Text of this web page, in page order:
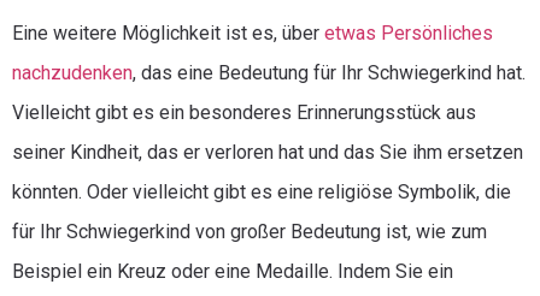
Eine weitere Möglichkeit ist es, über etwas Persönliches
nachzudenken, das eine Bedeutung für Ihr Schwiegerkind hat.
Vielleicht gibt es ein besonderes Erinnerungsstück aus
seiner Kindheit, das er verloren hat und das Sie ihm ersetzen
könnten. Oder vielleicht gibt es eine religiöse Symbolik, die
für Ihr Schwiegerkind von großer Bedeutung ist, wie zum
Beispiel ein Kreuz oder eine Medaille. Indem Sie ein